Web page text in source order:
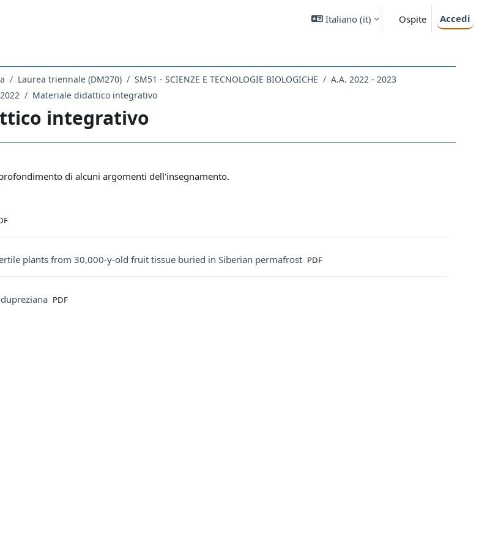
Italiano ‎(it)‎ Ospite Accedi
Laurea triennale (DM270) SM51 - SCIENZE E TECNOLOGIE BIOLOGICHE
A.A. 2022 - 2023
Materiale didattico integrativo
integrativo
di alcuni argomenti dell'insegnamento.
plants from 30,000-y-old fruit tissue buried in Siberian permafrost File
PDF
File
PDF